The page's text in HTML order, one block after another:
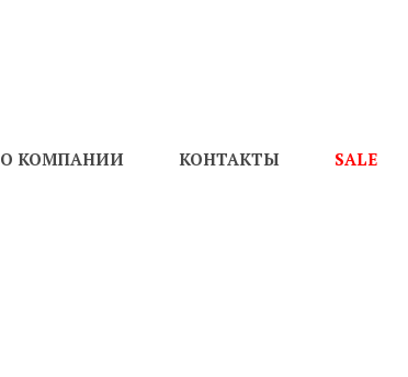
О КОМПАНИИ КОНТАКТЫ SALE